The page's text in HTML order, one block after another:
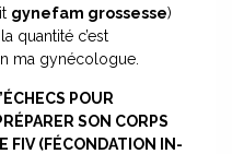
gynefam grossesse)
quantité c’est
ma gynécologue.
POUR
SON CORPS
FIV (FÉCONDATION IN-